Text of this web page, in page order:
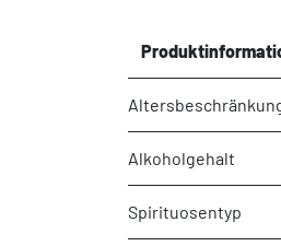
Alkoholgehalt
Spirituosentyp